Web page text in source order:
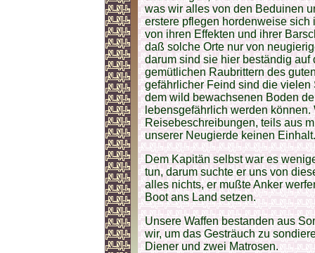
was wir alles von den Beduinen
erstere pflegen hordenweise
von ihren Effekten und ihrer
daß solche Orte nur von
darum sind sie hier beständig
gemütlichen Raubrittern des
gefährlicher Feind sind die
dem wild bewachsenen Boden
lebensgefährlich werden
Reisebeschreibungen, teils aus
unserer Neugierde keinen Einhalt.
Dem Kapitän selbst war es
tun, darum suchte er uns von
alles nichts, er mußte Anker
Boot ans Land setzen.
Unsere Waffen bestanden aus
wir, um das Gesträuch zu
Diener und zwei Matrosen.